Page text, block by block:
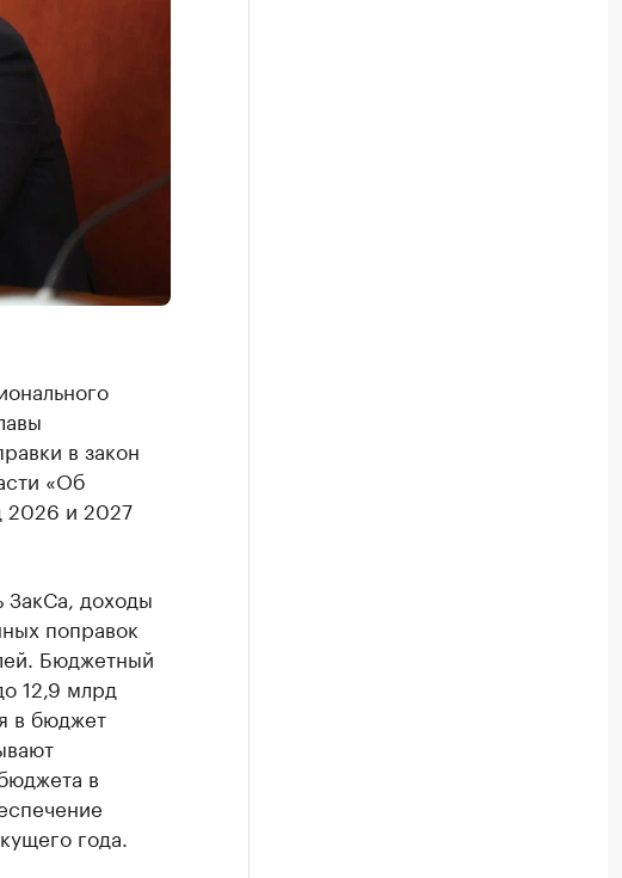
в закон
«Об
2026 и 2027
ЗакСа, доходы
поправок
Бюджетный
12,9 млрд
в бюджет
в
года.